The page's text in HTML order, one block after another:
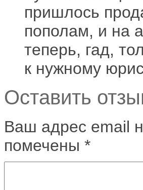
пришлось
пополам, и на
теперь, гад,
к нужному
Оставить
Ваш адрес email
помечены *